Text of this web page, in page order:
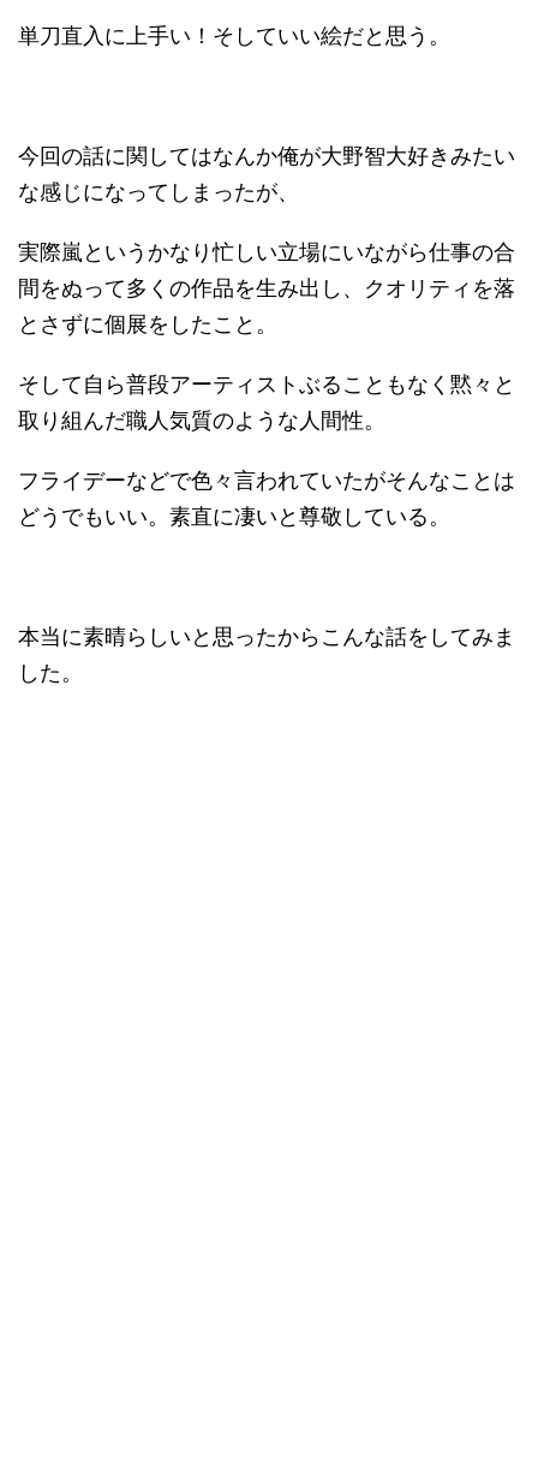
単刀直入に上手い！そしていい絵だと思う。
今回の話に関してはなんか俺が大野智大好きみたい
な感じになってしまったが、
実際嵐というかなり忙しい立場にいながら仕事の合
間をぬって多くの作品を生み出し、クオリティを落
とさずに個展をしたこと。
そして自ら普段アーティストぶることもなく黙々と
取り組んだ職人気質のような人間性。
フライデーなどで色々言われていたがそんなことは
どうでもいい。素直に凄いと尊敬している。
本当に素晴らしいと思ったからこんな話をしてみま
した。